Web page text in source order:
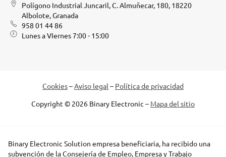
Polígono Industrial Juncaril, C. Almuñecar, 180, 18220
Albolote, Granada
958 01 44 86
Lunes a VIernes 7:00 - 15:00
Cookies–Aviso legal – Política de privacidad
Copyright © 2026 Binary Electronic – Mapa del sitio
Binary Electronic Solution empresa beneficiaria, ha recibido una
subvención de la Consejería de Empleo, Empresa y Trabajo